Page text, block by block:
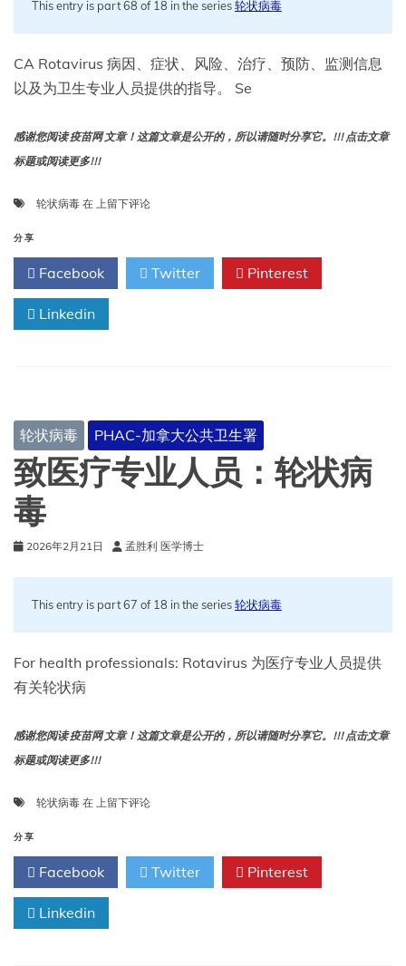
This entry is part 68 of 18 in the series轮状病毒
CA Rotavirus 病因、症状、风险、治疗、预防、监测信息
以及为卫生专业人员提供的指导。 Se
感谢您阅读 疫苗网 文章！这篇文章是公开的，所以请随时分享它。!!! 点击文章
标题或阅读更多!!!
轮状病毒 在 轮
毒
上留下评论
分享
Facebook Twitter Pinterest
Linkedin
轮状病毒 PHAC-加拿大公共卫生署
致医疗专业人员：轮状病
毒
2026年2月21日 孟胜利 医学博士
This entry is part 67 of 18 in the series轮状病毒
For health professionals: Rotavirus 为医疗专业人员提供
有关轮状病
感谢您阅读 疫苗网 文章！这篇文章是公开的，所以请随时分享它。!!! 点击文章
标题或阅读更多!!!
轮状病毒 在 致
专
业
人
轮
上留下评论
分享
Facebook Twitter Pinterest
Linkedin